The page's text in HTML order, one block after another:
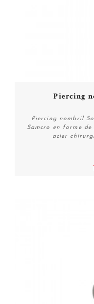
Piercing
Piercing nombril
Samcro en forme
acier